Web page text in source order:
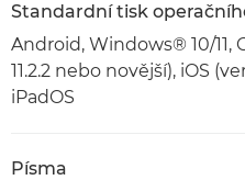
Standardní tisk
Android, Windows® 10/11,
11.2.2 nebo novější), iOS
iPadOS
Písma